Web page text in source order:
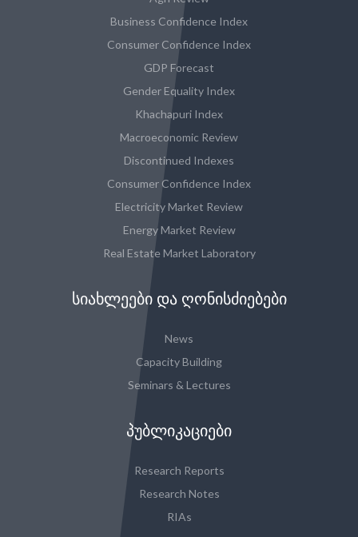
Business Confidence Index
Consumer Confidence Index
GDP Forecast
Gender Equality Index
Khachapuri Index
Macroeconomic Review
Discontinued Indexes
Consumer Confidence Index
Electricity Market Review
Energy Market Review
Real Estate Market Laboratory
ᲡᲘᲐᲮᲚᲔᲔᲑᲘ ᲓᲐ ᲦᲝᲜᲘᲡᲫᲘᲔᲑᲔᲑᲘ
News
Capacity Building
Seminars & Lectures
ᲞᲣᲑᲚᲘᲙᲐᲪᲘᲔᲑᲘ
Research Reports
Research Notes
RIAs